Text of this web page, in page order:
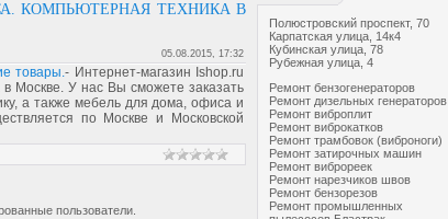
Полюстровский проспект, 70
Карпатская улица, 14к4
Кубинская улица, 78
Рубежная улица, 4
Ремонт бензогенераторов
Ремонт дизельных генераторов
Ремонт виброплит
Ремонт виброкатков
Ремонт трамбовок (виброноги)
Ремонт затирочных машин
Ремонт виброреек
Ремонт нарезчиков швов
Ремонт бензорезов
Ремонт промышленных
КОМПЬЮТЕРНАЯ ТЕХНИКА В
05.08.2015, 17:32
товары.- Интернет-магазин Ishop.ru
Москве. У нас Вы сможете заказать
а также мебель для дома, офиса и
по Москве и Московской
пользователи.